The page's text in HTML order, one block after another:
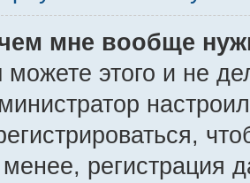
мне вообще
этого и не
регистрация